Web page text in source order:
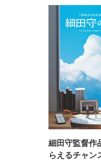
細田守監督作
らえるチャン